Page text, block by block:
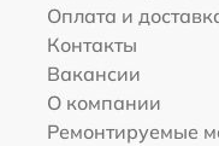
Оплата и
Контакты
Вакансии
О компании
Ремонтируемые